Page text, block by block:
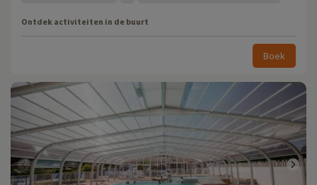
Ontdek activiteiten in de buurt
Boek